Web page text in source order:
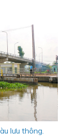
lưu thông.